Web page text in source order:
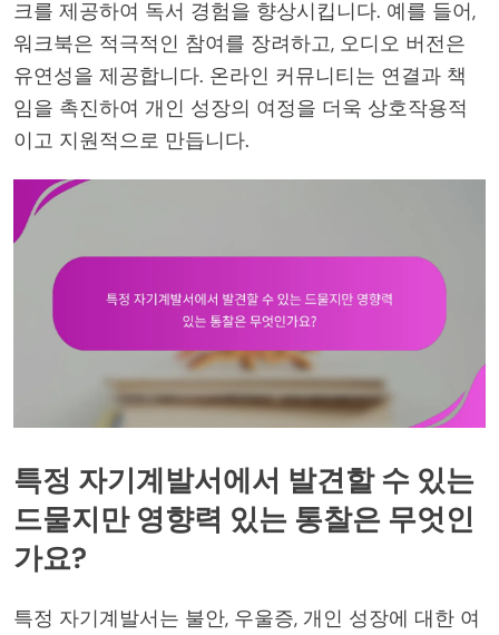
크를 제공하여 독서 경험을 향상시킵니다. 예를 들어,
워크북은 적극적인 참여를 장려하고, 오디오 버전은
유연성을 제공합니다. 온라인 커뮤니티는 연결과 책
임을 촉진하여 개인 성장의 여정을 더욱 상호작용적
이고 지원적으로 만듭니다.
특정 자기계발서에서 발견할 수 있는
드물지만 영향력 있는 통찰은 무엇인
가요?
특정 자기계발서는 불안, 우울증, 개인 성장에 대한 여